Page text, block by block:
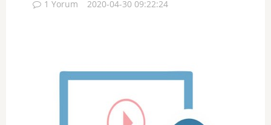
1 Yorum
2020-04-30 09:22:24